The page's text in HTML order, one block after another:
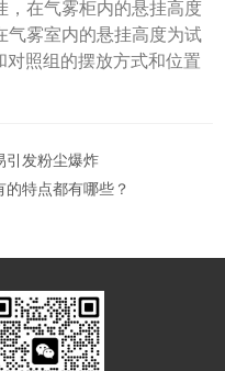
，在气雾柜内的悬挂高度
气雾室内的悬挂高度为试
对照组的摆放方式和位置
引发粉尘爆炸
特点都有哪些？